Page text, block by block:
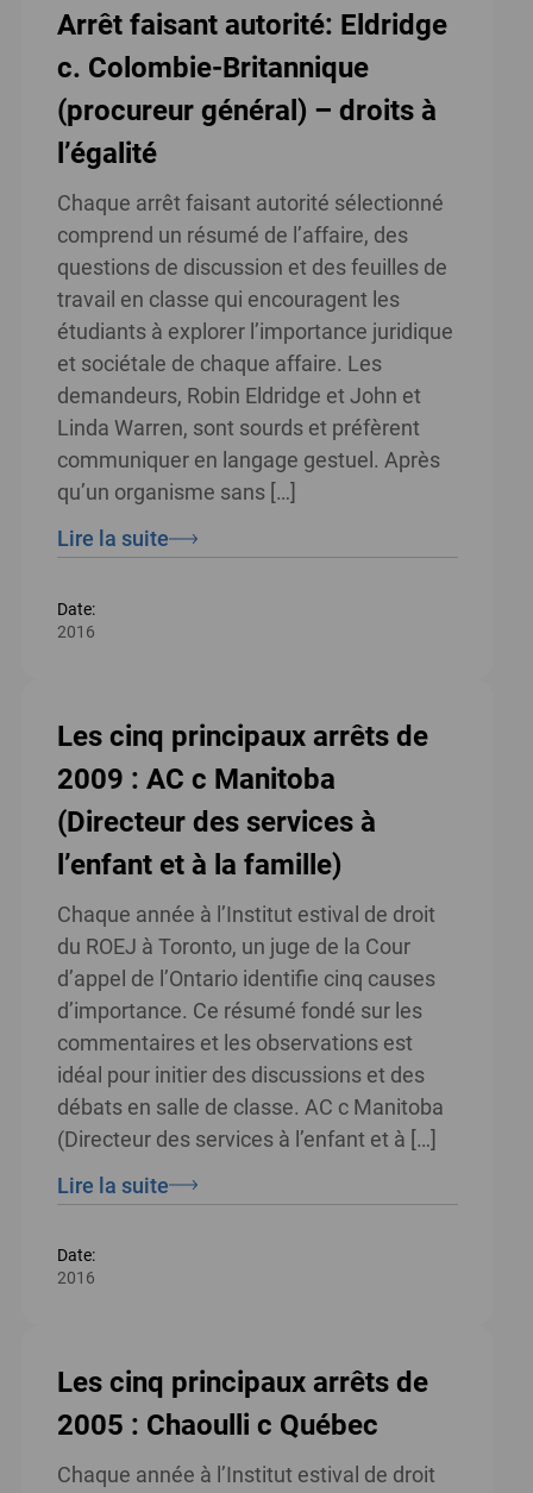
Arrêt faisant autorité: Eldridge
c. Colombie-Britannique
(procureur général) – droits à
l’égalité
Chaque arrêt faisant autorité sélectionné
comprend un résumé de l’affaire, des
questions de discussion et des feuilles de
travail en classe qui encouragent les
étudiants à explorer l’importance juridique
et sociétale de chaque affaire. Les
demandeurs, Robin Eldridge et John et
Linda Warren, sont sourds et préfèrent
communiquer en langage gestuel. Après
qu’un organisme sans […]
Lire la suite
Date:
2016
Les cinq principaux arrêts de
2009 : AC c Manitoba
(Directeur des services à
l’enfant et à la famille)
Chaque année à l’Institut estival de droit
du ROEJ à Toronto, un juge de la Cour
d’appel de l’Ontario identifie cinq causes
d’importance. Ce résumé fondé sur les
commentaires et les observations est
idéal pour initier des discussions et des
débats en salle de classe. AC c Manitoba
(Directeur des services à l’enfant et à […]
Lire la suite
Date:
2016
Les cinq principaux arrêts de
2005 : Chaoulli c Québec
Chaque année à l’Institut estival de droit